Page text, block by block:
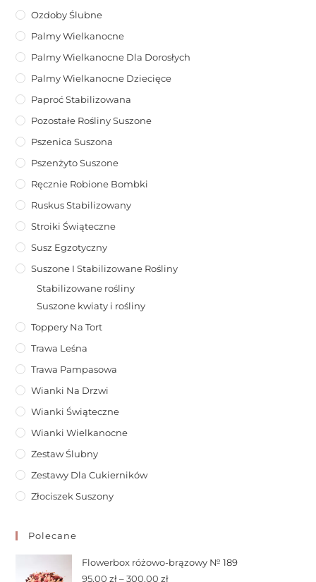
Ozdoby Ślubne
Palmy Wielkanocne
Palmy Wielkanocne Dla Dorosłych
Palmy Wielkanocne Dziecięce
Paproć Stabilizowana
Pozostałe Rośliny Suszone
Pszenica Suszona
Pszenżyto Suszone
Ręcznie Robione Bombki
Ruskus Stabilizowany
Stroiki Świąteczne
Susz Egzotyczny
Suszone I Stabilizowane Rośliny
Stabilizowane rośliny
Suszone kwiaty i rośliny
Toppery Na Tort
Trawa Leśna
Trawa Pampasowa
Wianki Na Drzwi
Wianki Świąteczne
Wianki Wielkanocne
Zestaw Ślubny
Zestawy Dla Cukierników
Złociszek Suszony
Polecane
Flowerbox różowo-brązowy № 189
95.00zł – 300.00zł